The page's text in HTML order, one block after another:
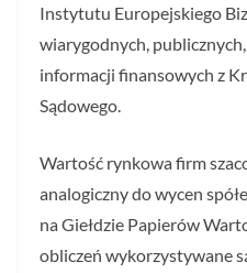
Instytutu Europejskiego
wiarygodnych,
informacji finansowych z
Sądowego.
Wartość rynkowa firm
analogiczny do wycen
na Giełdzie Papierów
obliczeń wykorzystywane